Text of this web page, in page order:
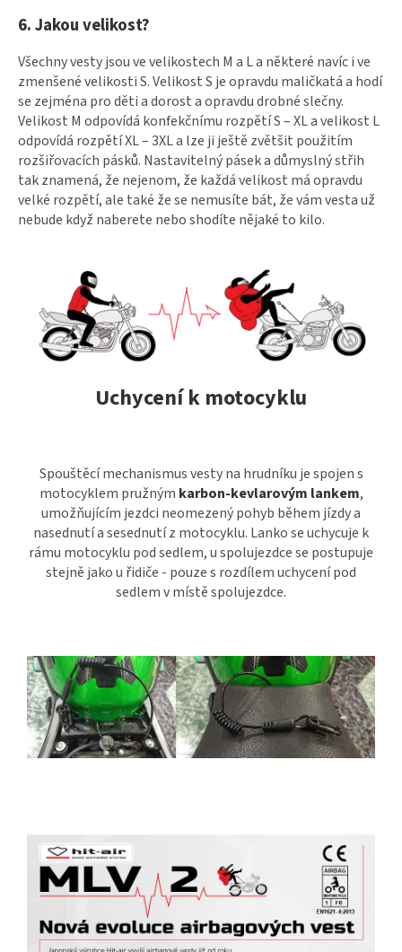
6. Jakou velikost?
Všechny vesty jsou ve velikostech M a L a některé navíc i ve
zmenšené velikosti S. Velikost S je opravdu maličkatá a hodí
se zejména pro děti a dorost a opravdu drobné slečny.
Velikost M odpovídá konfekčnímu rozpětí S – XL a velikost L
odpovídá rozpětí XL – 3XL a lze ji ještě zvětšit použitím
rozšiřovacích pásků. Nastavitelný pásek a důmyslný střih
tak znamená, že nejenom, že každá velikost má opravdu
velké rozpětí, ale také že se nemusíte bát, že vám vesta už
nebude když naberete nebo shodíte nějaké to kilo.
Uchycení k motocyklu
Spouštěcí mechanismus vesty na hrudníku je spojen s
motocyklem pružným karbon-kevlarovým lankem,
umožňujícím jezdci neomezený pohyb během jízdy a
nasednutí a sesednutí z motocyklu. Lanko se uchycuje k
rámu motocyklu pod sedlem, u spolujezdce se postupuje
stejně jako u řidiče - pouze s rozdílem uchycení pod
sedlem v místě spolujezdce.